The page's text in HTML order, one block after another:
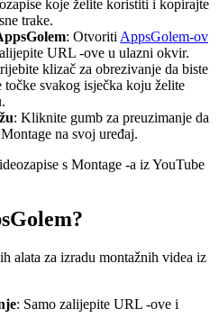
koje želite koristiti i kopirajte
trake.
: Otvoriti AppsGolem-ov
URL -ove u ulazni okvir.
klizač za obrezivanje da biste
svakog isječka koju želite
: Kliknite gumb za preuzimanje da
na svoj uređaj.
s Montage -a iz YouTube
alata za izradu montažnih videa iz
: Samo zalijepite URL -ove i